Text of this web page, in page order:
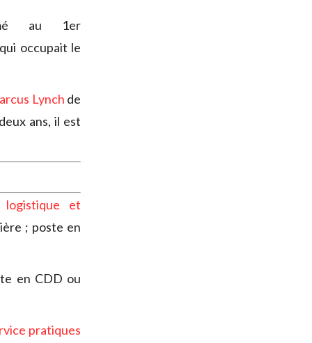
au 1er
occupait le
Lynch de
ans, il est
logistique et
; poste en
en CDD ou
pratiques